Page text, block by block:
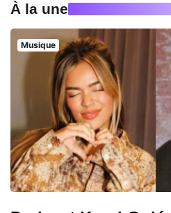
À la une
Musique